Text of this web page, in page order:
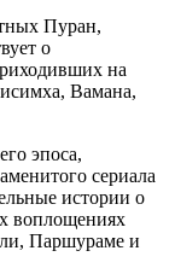
Пуран,
о
на
Вамана,
эпоса,
сериала
истории о
воплощениях
Паршураме и